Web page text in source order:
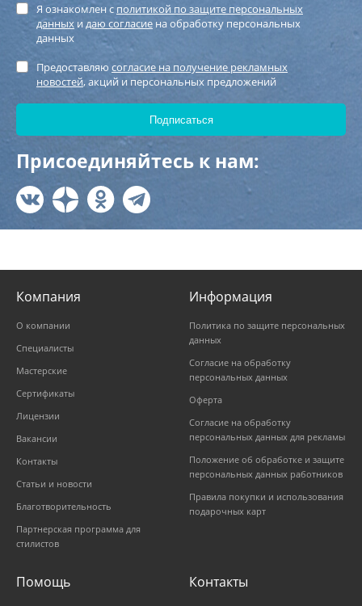
Я ознакомлен с политикой по защите персональных
данных и даю согласие на обработку персональных
данных
Предоставляю согласие на получение рекламных
новостей, акций и персональных предложений
Присоединяйтесь к нам:
Компания
О компании
Специалисты
Мастерские
Сертификаты
Лицензии
Вакансии
Контакты
Статьи и новости
Благотворительность
Партнерская программа для
стилистов
Информация
Политика по защите персональных
данных
Согласие на обработку
персональных данных
Оферта
Согласие на обработку
персональных данных для рекламы
Положение об обработке и защите
персональных данных работников
Правила покупки и использования
подарочных карт
Помощь Контакты